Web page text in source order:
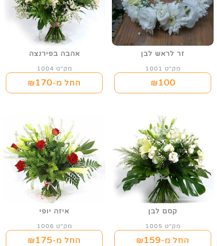
זר לראש לבן
מק"ט 1001
₪100
אהבה בפירנצה
מק"ט 1004
החל מ-₪170
קסם לבן
מק"ט 1005
החל מ-₪159
איזה יופי
מק"ט 1006
החל מ-₪175